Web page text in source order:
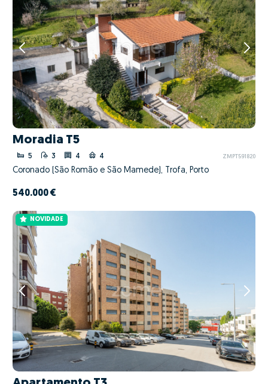
Moradia T5
5 3 4 4 ZMPT591820
Coronado (São Romão e São Mamede), Trofa, Porto
540.000 €
NOVIDADE